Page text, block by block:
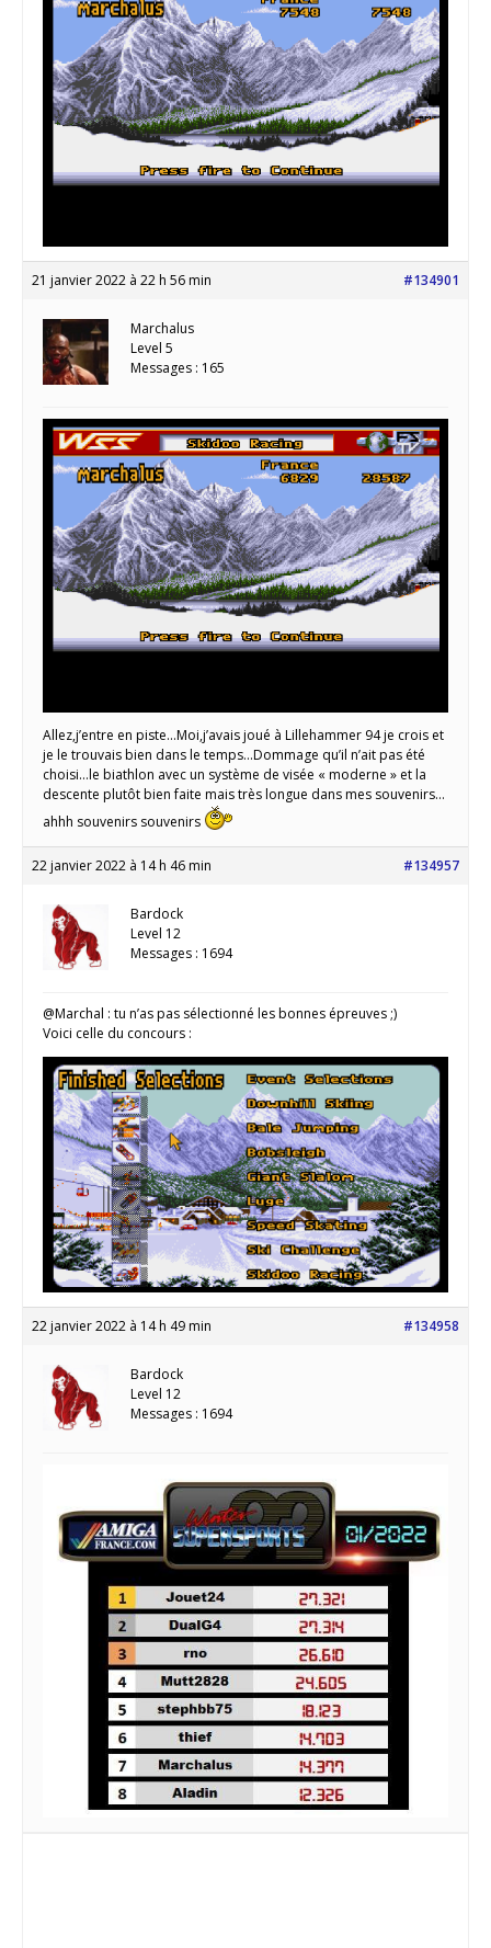
21 janvier 2022 à 22 h 56 min #134901
Marchalus
Level 5
Messages : 165
Allez,j’entre en piste…Moi,j’avais joué à Lillehammer 94 je crois et
je le trouvais bien dans le temps…Dommage qu’il n’ait pas été
choisi…le biathlon avec un système de visée « moderne » et la
descente plutôt bien faite mais très longue dans mes souvenirs…
ahhh souvenirs souvenirs
22 janvier 2022 à 14 h 46 min #134957
Bardock
Level 12
Messages : 1694
@Marchal : tu n’as pas sélectionné les bonnes épreuves ;)
Voici celle du concours :
22 janvier 2022 à 14 h 49 min #134958
Bardock
Level 12
Messages : 1694